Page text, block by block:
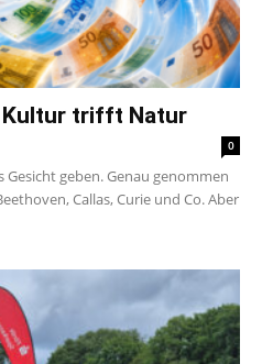
Kultur trifft Natur
0
Gesicht geben. Genau genommen
Callas, Curie und Co. Aber